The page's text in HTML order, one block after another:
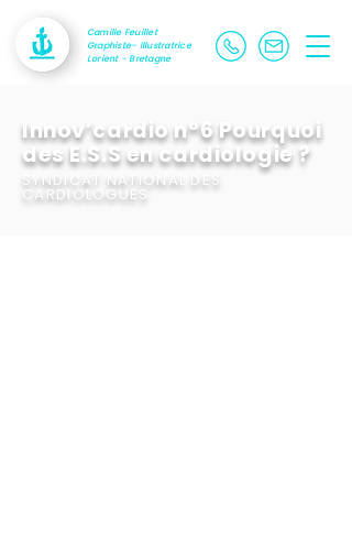
Camille Feuillet
Graphiste- Illustratrice
Lorient - Bretagne
Innov’cardio n°6 Pourquoi
des E.S.S en cardiologie ?
SYNDICAT NATIONAL DES
CARDIOLOGUES